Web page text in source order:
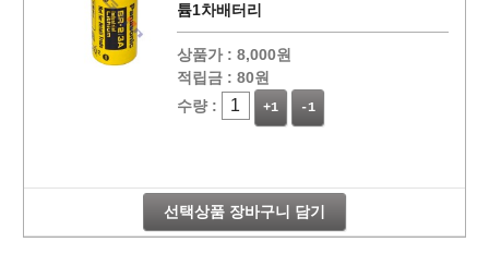
튬1차배터리
상품가 : 8,000원
적립금 : 80원
수량 :
+1 -1
선택상품 장바구니 담기